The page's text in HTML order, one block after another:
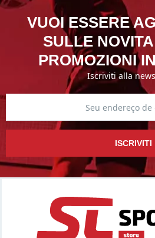
VUOI ESSERE
SULLE
PROMOZIONI
Iscriviti alla
ISCRIVITI